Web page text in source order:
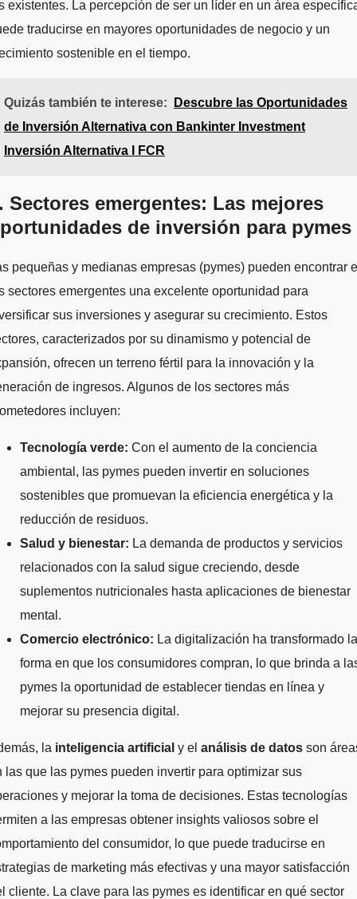
existentes. La percepción de ser un líder en un área
traducirse en mayores oportunidades de negocio y un
sostenible en el tiempo.
Quizás también te interese:
Descubre las Oportunidades
de Inversión Alternativa con Bankinter Investment
Inversión Alternativa I FCR
Sectores emergentes: Las mejores
de inversión para pymes
pequeñas y medianas empresas (pymes) pueden encontrar
sectores emergentes una excelente oportunidad para
sus inversiones y asegurar su crecimiento. Estos
caracterizados por su dinamismo y potencial de
ofrecen un terreno fértil para la innovación y la
de ingresos. Algunos de los sectores más
incluyen:
Tecnología verde: Con el aumento de la conciencia
ambiental, las pymes pueden invertir en soluciones
sostenibles que promuevan la eficiencia energética y la
reducción de residuos.
Salud y bienestar: La demanda de productos y servicios
relacionados con la salud sigue creciendo, desde
suplementos nutricionales hasta aplicaciones de bienestar
mental.
Comercio electrónico: La digitalización ha transformado la
forma en que los consumidores compran, lo que brinda a
pymes la oportunidad de establecer tiendas en línea y
mejorar su presencia digital.
la inteligencia artificial y el análisis de datos son
las que las pymes pueden invertir para optimizar sus
y mejorar la toma de decisiones. Estas tecnologías
a las empresas obtener insights valiosos sobre el
del consumidor, lo que puede traducirse en
de marketing más efectivas y una mayor satisfacción
cliente. La clave para las pymes es identificar en qué sector